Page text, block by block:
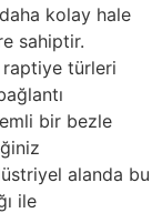
kolay hale
sahiptir.
türleri
bir bezle
alanda bu
ile